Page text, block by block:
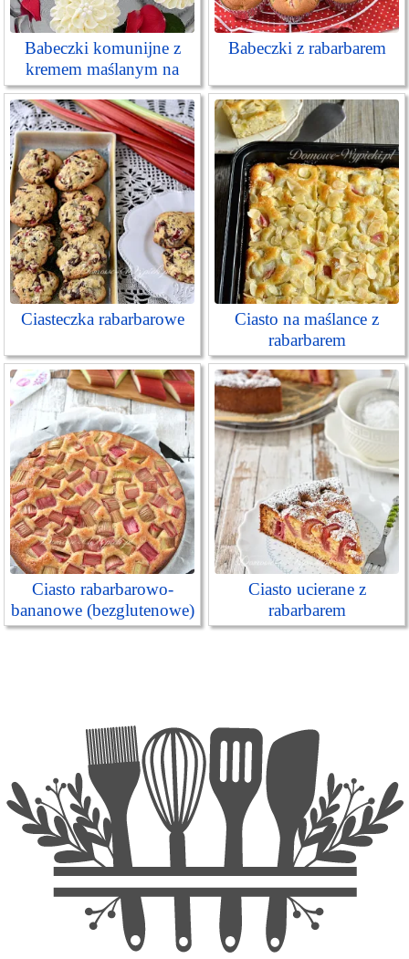
Babeczki komunijne z
kremem maślanym na
bezie szwajcarskiej
Babeczki z rabarbarem
Ciasteczka rabarbarowe
Ciasto na maślance z
rabarbarem
Ciasto rabarbarowo-
bananowe (bezglutenowe)
Ciasto ucierane z
rabarbarem